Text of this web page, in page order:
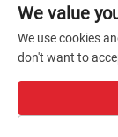
कॉपीराइट © 2026
We value
We use cookies
don't want to